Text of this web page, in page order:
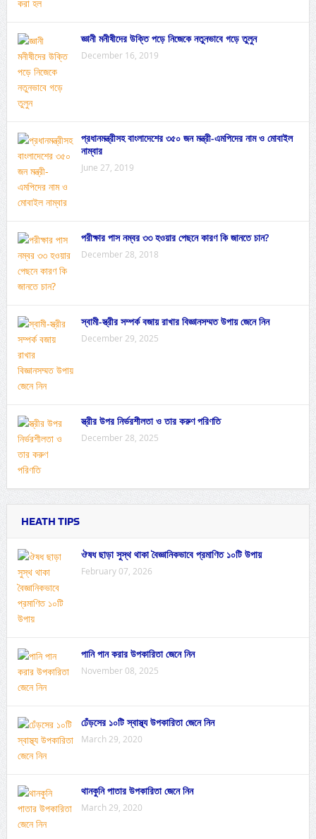
জ্ঞানী মনীষীদের উক্তি পড়ে নিজেকে নতুনভাবে গড়ে তুলুন
December 16, 2019
প্রধানমন্ত্রীসহ বাংলাদেশের ৩৫০ জন মন্ত্রী-এমপিদের নাম ও মোবাইল
নাম্বার
June 27, 2019
পরীক্ষার পাস নম্বর ৩৩ হওয়ার পেছনে কারণ কি জানতে চান?
December 28, 2018
স্বামী-স্ত্রীর সম্পর্ক বজায় রাখার বিজ্ঞানসম্মত উপায় জেনে নিন
December 29, 2025
স্ত্রীর উপর নির্ভরশীলতা ও তার করুণ পরিণতি
December 28, 2025
HEATH TIPS
ঔষধ ছাড়া সুস্থ থাকা বৈজ্ঞানিকভাবে প্রমাণিত ১০টি উপায়
February 07, 2026
পানি পান করার উপকারিতা জেনে নিন
November 08, 2025
ঢেঁড়সের ১০টি স্বাস্থ্য উপকারিতা জেনে নিন
March 29, 2020
থানকুনি পাতার উপকারিতা জেনে নিন
March 29, 2020